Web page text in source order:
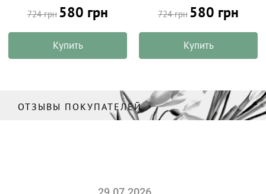
724 грн 580 грн
Купить
724 грн 580 грн
Купить
ОТЗЫВЫ ПОКУПАТЕЛЕЙ